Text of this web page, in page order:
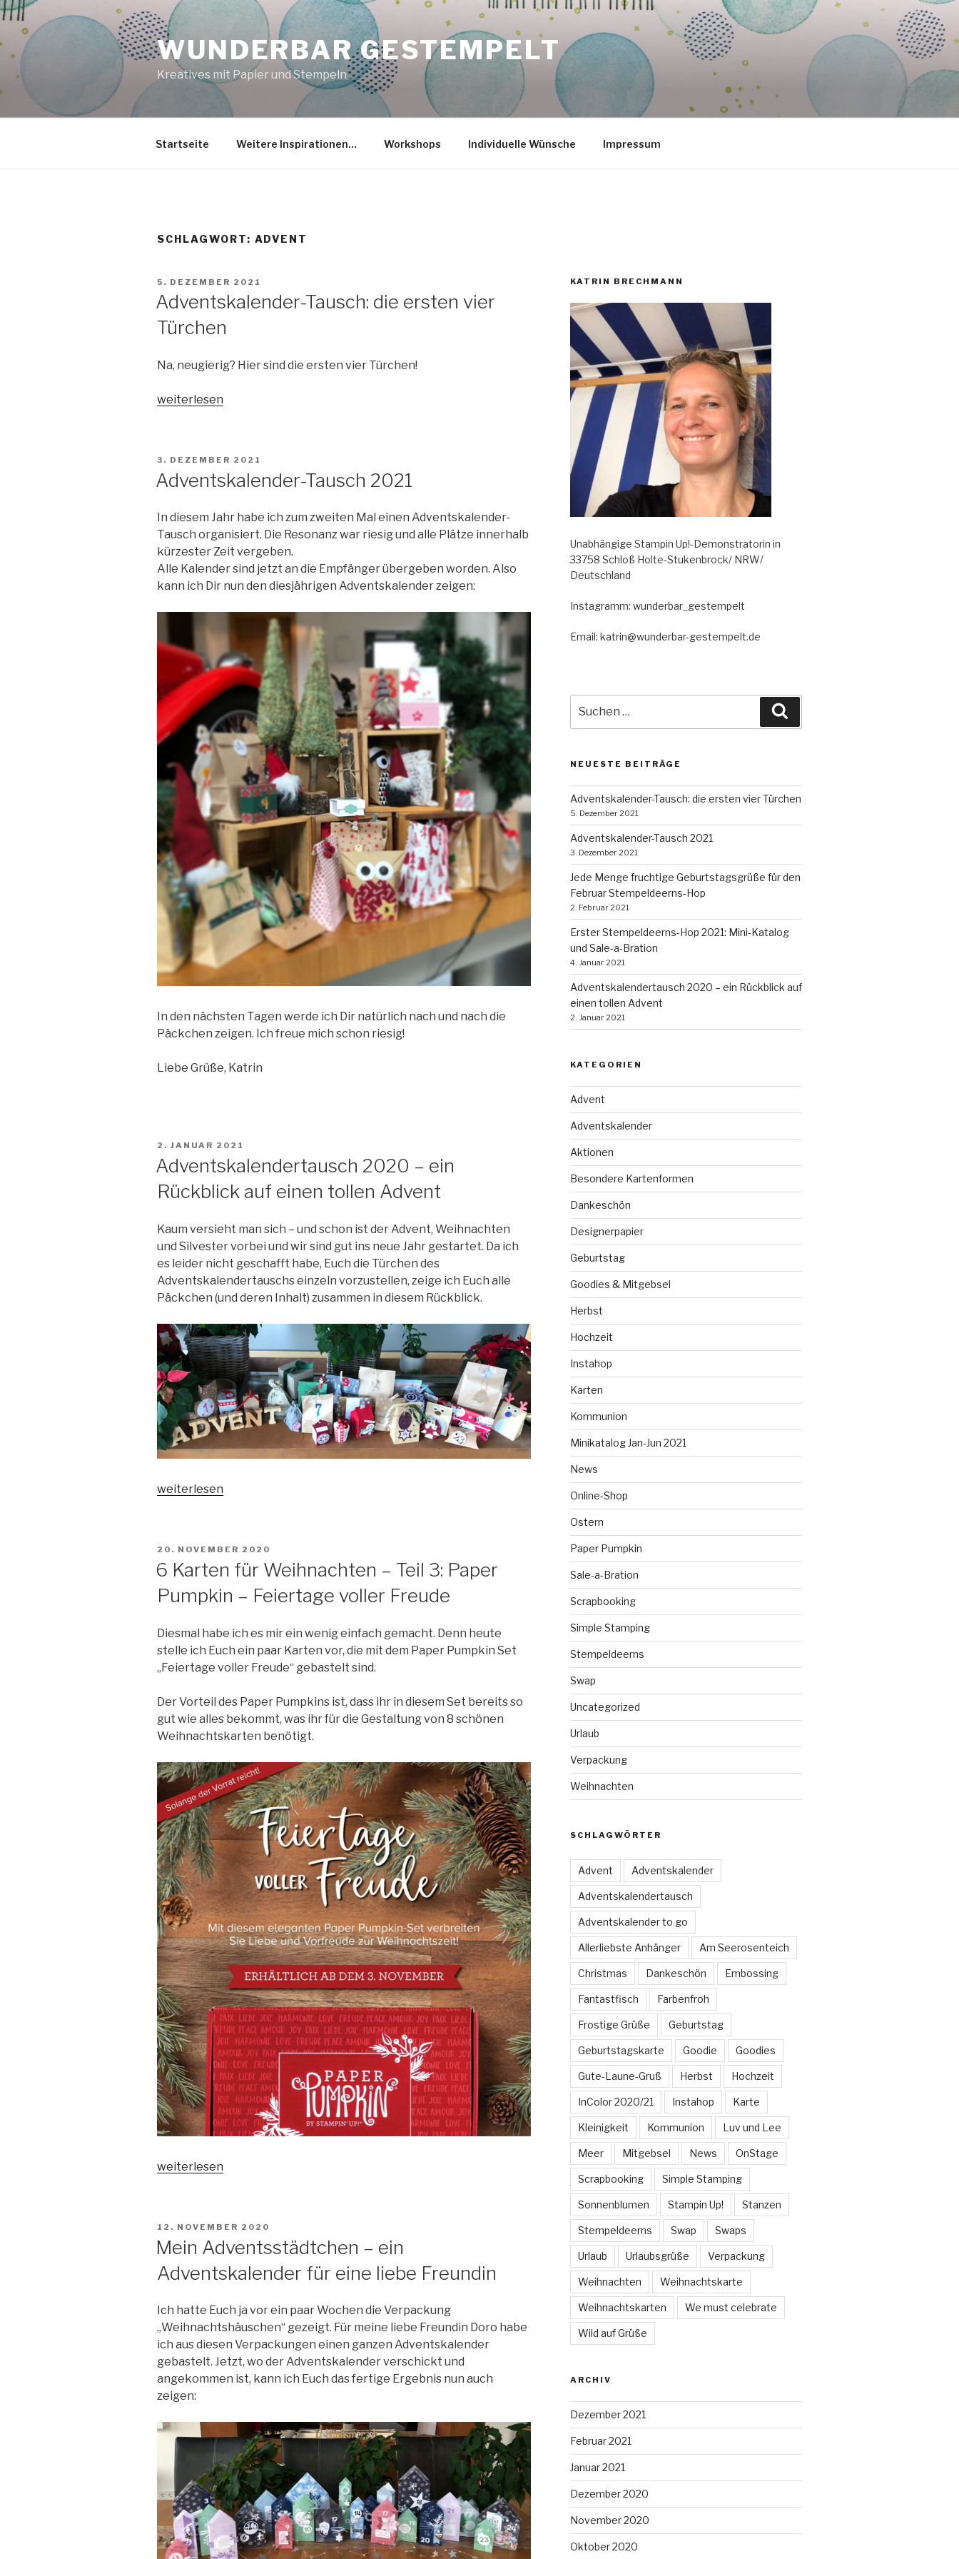
Zum
Inhalt
springen
WUNDERBAR GESTEMPELT
Kreatives mit Papier und Stempeln
Startseite Weitere Inspirationen… Workshops Individuelle Wünsche Impressum
SCHLAGWORT: ADVENT
VERÖFFENTLICHT
5. DEZEMBER 2021
Adventskalender-Tausch: die ersten vier
Türchen
Na, neugierig? Hier sind die ersten vier Türchen!
„Adventskalender-
vier
Türchen“
weiterlesen
VERÖFFENTLICHT
3. DEZEMBER 2021
Adventskalender-Tausch 2021
In diesem Jahr habe ich zum zweiten Mal einen Adventskalender-
Tausch organisiert. Die Resonanz war riesig und alle Plätze innerhalb
kürzester Zeit vergeben.
Alle Kalender sind jetzt an die Empfänger übergeben worden. Also
kann ich Dir nun den diesjährigen Adventskalender zeigen:
In den nächsten Tagen werde ich Dir natürlich nach und nach die
Päckchen zeigen. Ich freue mich schon riesig!
Liebe Grüße, Katrin
VERÖFFENTLICHT
2. JANUAR 2021
Adventskalendertausch 2020 – ein
Rückblick auf einen tollen Advent
Kaum versieht man sich – und schon ist der Advent, Weihnachten
und Silvester vorbei und wir sind gut ins neue Jahr gestartet. Da ich
es leider nicht geschafft habe, Euch die Türchen des
Adventskalendertauschs einzeln vorzustellen, zeige ich Euch alle
Päckchen (und deren Inhalt) zusammen in diesem Rückblick.
„Adventskalendertausch
auf
einen
Advent“
weiterlesen
VERÖFFENTLICHT
20. NOVEMBER 2020
6 Karten für Weihnachten – Teil 3: Paper
Pumpkin – Feiertage voller Freude
Diesmal habe ich es mir ein wenig einfach gemacht. Denn heute
stelle ich Euch ein paar Karten vor, die mit dem Paper Pumpkin Set
„Feiertage voller Freude“ gebastelt sind.
Der Vorteil des Paper Pumpkins ist, dass ihr in diesem Set bereits so
gut wie alles bekommt, was ihr für die Gestaltung von 8 schönen
Weihnachtskarten benötigt.
„6
–
Teil
3:
Pumpkin
–
Feiertage
voller
Freude“
weiterlesen
VERÖFFENTLICHT
12. NOVEMBER 2020
Mein Adventsstädtchen – ein
Adventskalender für eine liebe Freundin
Ich hatte Euch ja vor ein paar Wochen die Verpackung
„Weihnachtshäuschen“ gezeigt. Für meine liebe Freundin Doro habe
ich aus diesen Verpackungen einen ganzen Adventskalender
gebastelt. Jetzt, wo der Adventskalender verschickt und
angekommen ist, kann ich Euch das fertige Ergebnis nun auch
zeigen:
KATRIN BRECHMANN
Unabhängige Stampin Up!-Demonstratorin in
33758 Schloß Holte-Stukenbrock/ NRW/
Deutschland
Instagramm: wunderbar_gestempelt
Email: katrin@wunderbar-gestempelt.de
nach:
NEUESTE BEITRÄGE
Adventskalender-Tausch: die ersten vier Türchen
5. Dezember 2021
Adventskalender-Tausch 2021
3. Dezember 2021
Jede Menge fruchtige Geburtstagsgrüße für den
Februar Stempeldeerns-Hop
2. Februar 2021
Erster Stempeldeerns-Hop 2021: Mini-Katalog
und Sale-a-Bration
4. Januar 2021
Adventskalendertausch 2020 – ein Rückblick auf
einen tollen Advent
2. Januar 2021
KATEGORIEN
Advent
Adventskalender
Aktionen
Besondere Kartenformen
Dankeschön
Designerpapier
Geburtstag
Goodies & Mitgebsel
Herbst
Hochzeit
Instahop
Karten
Kommunion
Minikatalog Jan-Jun 2021
News
Online-Shop
Ostern
Paper Pumpkin
Sale-a-Bration
Scrapbooking
Simple Stamping
Stempeldeerns
Swap
Uncategorized
Urlaub
Verpackung
Weihnachten
SCHLAGWÖRTER
Advent Adventskalender
Adventskalendertausch
Adventskalender to go
Allerliebste Anhänger Am Seerosenteich
Christmas Dankeschön Embossing
Fantastfisch Farbenfroh
Frostige Grüße Geburtstag
Geburtstagskarte Goodie Goodies
Gute-Laune-Gruß Herbst Hochzeit
InColor 2020/21 Instahop Karte
Kleinigkeit Kommunion Luv und Lee
Meer Mitgebsel News OnStage
Scrapbooking Simple Stamping
Sonnenblumen Stampin Up! Stanzen
Stempeldeerns Swap Swaps
Urlaub Urlaubsgrüße Verpackung
Weihnachten Weihnachtskarte
Weihnachtskarten We must celebrate
Wild auf Grüße
ARCHIV
Dezember 2021
Februar 2021
Januar 2021
Dezember 2020
November 2020
Oktober 2020